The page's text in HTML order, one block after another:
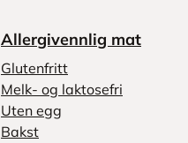
Allergivennlig mat
Glutenfritt
Melk- og laktosefri
Uten egg
Bakst